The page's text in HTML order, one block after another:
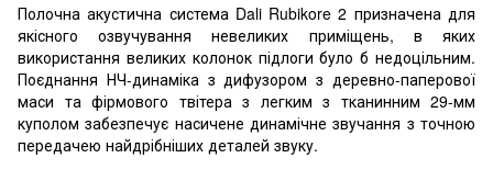
Полочна акустична система Dali Rubikore 2 призначена для
якісного озвучування невеликих приміщень, в яких
використання великих колонок підлоги було б недоцільним.
Поєднання НЧ-динаміка з дифузором з деревно-паперової
маси та фірмового твітера з легким з тканинним 29-мм
куполом забезпечує насичене динамічне звучання з точною
передачею найдрібніших деталей звуку.